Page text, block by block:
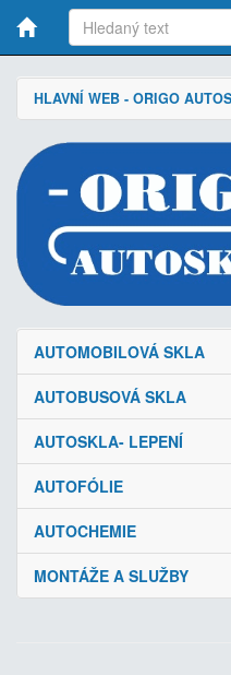
HLAVNÍ WEB - ORIGO
AUTOMOBILOVÁ SKLA
AUTOBUSOVÁ SKLA
AUTOSKLA- LEPENÍ
AUTOFÓLIE
AUTOCHEMIE
MONTÁŽE A SLUŽBY